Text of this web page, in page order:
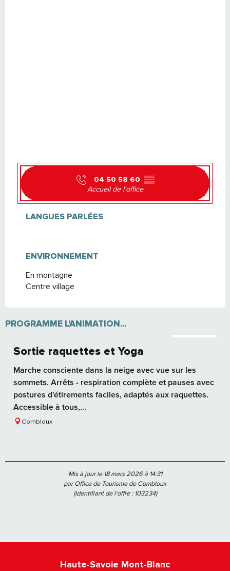
04 50 58 60 ▒▒
Accueil de l'office
LANGUES PARLÉES
LANGUES PARLÉES
ENVIRONNEMENT
ENVIRONNEMENT
En montagne
Centre village
PROGRAMME L'ANIMATION...
Sortie raquettes et Yoga
Marche consciente dans la neige avec vue sur les
sommets. Arrêts - respiration complète et pauses avec
postures d'étirements faciles, adaptés aux raquettes.
Accessible à tous,...
Combloux
Mis à jour le 18 mars 2026 à 14:31
par Office de Tourisme de Combloux
(Identifiant de l'offre : 103234)
Haute-Savoie Mont-Blanc